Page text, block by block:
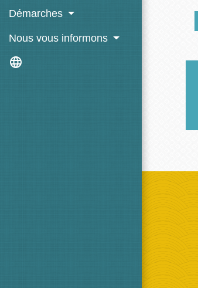
Démarches
Nous vous informons
language